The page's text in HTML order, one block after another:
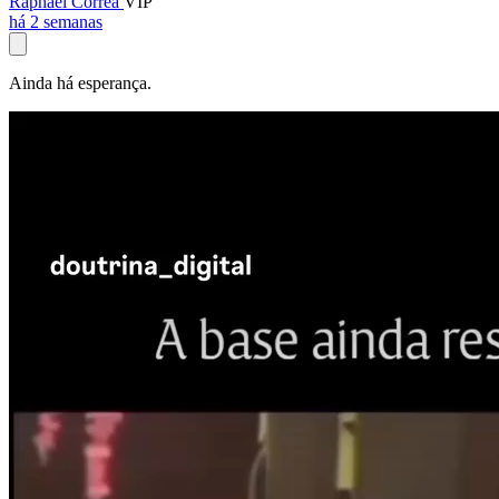
há 2 semanas
Ainda há esperança.